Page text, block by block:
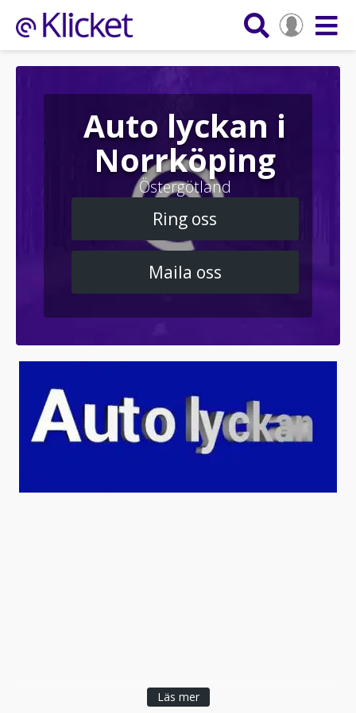
Auto lyckan i
Norrköping
Östergötland
Ring oss
Maila oss
Läs mer